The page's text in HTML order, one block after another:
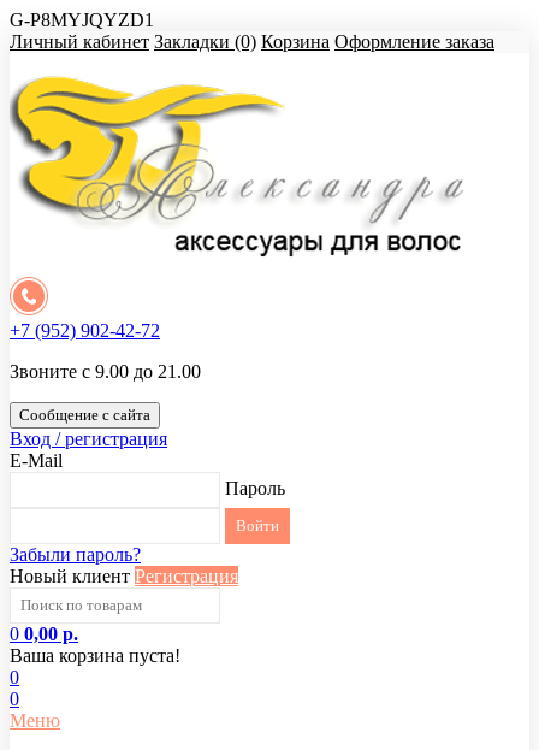
G-P8MYJQYZD1
Личный кабинет Закладки (0) Корзина Оформление заказа
+7 (952) 902-42-72
Звоните с 9.00 до 21.00
Сообщение с сайта
Вход / регистрация
E-Mail
Пароль
Забыли пароль?
Новый клиент Регистрация
0 0,00 р.
Ваша корзина пуста!
0
0
Меню